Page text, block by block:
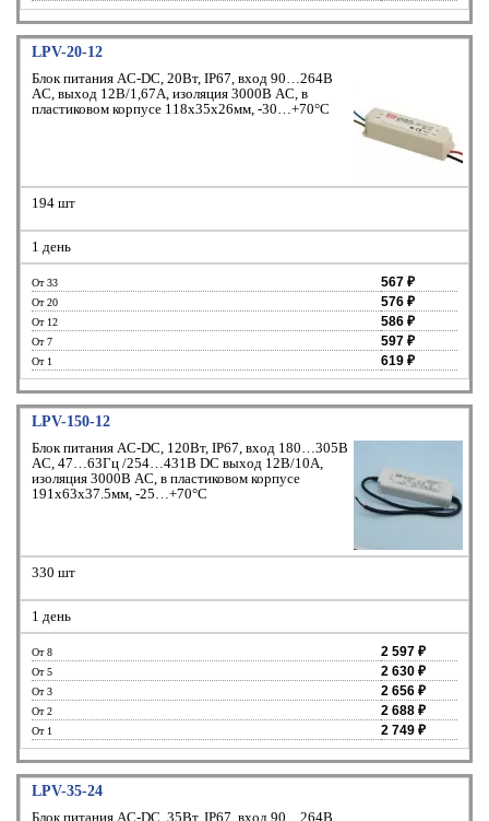
LPV-20-12
Блок питания AC-DC, 20Вт, IP67, вход 90…264В
AC, выход 12В/1,67A, изоляция 3000В AC, в
пластиковом корпусе 118х35х26мм, -30…+70°С
194 шт
1 день
От 33 567 ₽
От 20 576 ₽
От 12 586 ₽
От 7 597 ₽
От 1 619 ₽
LPV-150-12
Блок питания AC-DC, 120Вт, IP67, вход 180…305В
AC, 47…63Гц /254…431В DC выход 12В/10A,
изоляция 3000В AC, в пластиковом корпусе
191х63х37.5мм, -25…+70°С
330 шт
1 день
От 8 2 597 ₽
От 5 2 630 ₽
От 3 2 656 ₽
От 2 2 688 ₽
От 1 2 749 ₽
LPV-35-24
Блок питания AC-DC, 35Вт, IP67, вход 90…264В